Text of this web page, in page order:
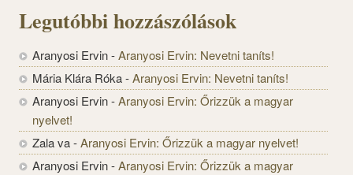
Legutóbbi hozzászólások
Aranyosi Ervin-Aranyosi Ervin: Nevetni taníts!
Mária Klára Róka-Aranyosi Ervin: Nevetni taníts!
Aranyosi Ervin-Aranyosi Ervin: Őrizzük a magyar
nyelvet!
Zala va-Aranyosi Ervin: Őrizzük a magyar nyelvet!
Aranyosi Ervin-Aranyosi Ervin: Őrizzük a magyar